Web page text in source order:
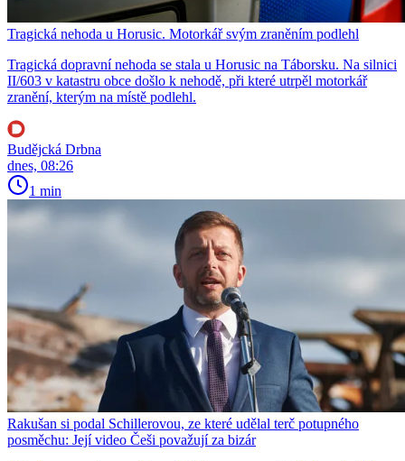
Tragická nehoda u Horusic. Motorkář svým zraněním podlehl
Tragická dopravní nehoda se stala u Horusic na Táborsku. Na silnici
II/603 v katastru obce došlo k nehodě, při které utrpěl motorkář
zranění, kterým na místě podlehl.
Budějcká Drbna
dnes, 08:26
1 min
Rakušan si podal Schillerovou, ze které udělal terč potupného
posměchu: Její video Češi považují za bizár